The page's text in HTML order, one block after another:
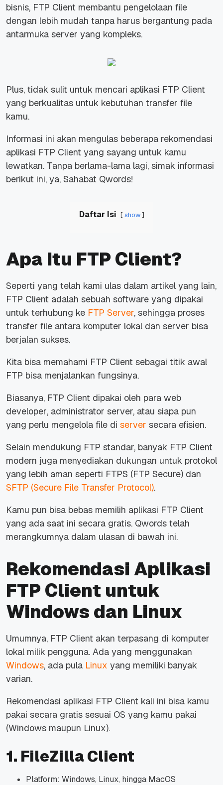
bisnis, FTP Client membantu pengelolaan file
dengan lebih mudah tanpa harus bergantung pada
antarmuka server yang kompleks.
Plus, tidak sulit untuk mencari aplikasi FTP Client
yang berkualitas untuk kebutuhan transfer file
kamu.
Informasi ini akan mengulas beberapa rekomendasi
aplikasi FTP Client yang sayang untuk kamu
lewatkan. Tanpa berlama-lama lagi, simak informasi
berikut ini, ya, Sahabat Qwords!
Daftar Isi show
Apa Itu FTP Client?
Seperti yang telah kami ulas dalam artikel yang lain,
FTP Client adalah sebuah software yang dipakai
untuk terhubung ke FTP Server, sehingga proses
transfer file antara komputer lokal dan server bisa
berjalan sukses.
Kita bisa memahami FTP Client sebagai titik awal
FTP bisa menjalankan fungsinya.
Biasanya, FTP Client dipakai oleh para web
developer, administrator server, atau siapa pun
yang perlu mengelola file di server secara efisien.
Selain mendukung FTP standar, banyak FTP Client
modern juga menyediakan dukungan untuk protokol
yang lebih aman seperti FTPS (FTP Secure) dan
SFTP (Secure File Transfer Protocol).
Kamu pun bisa bebas memilih aplikasi FTP Client
yang ada saat ini secara gratis. Qwords telah
merangkumnya dalam ulasan di bawah ini.
Rekomendasi Aplikasi
FTP Client untuk
Windows dan Linux
Umumnya, FTP Client akan terpasang di komputer
lokal milik pengguna. Ada yang menggunakan
Windows, ada pula Linux yang memiliki banyak
varian.
Rekomendasi aplikasi FTP Client kali ini bisa kamu
pakai secara gratis sesuai OS yang kamu pakai
(Windows maupun Linux).
1. FileZilla Client
Platform: Windows, Linux, hingga MacOS